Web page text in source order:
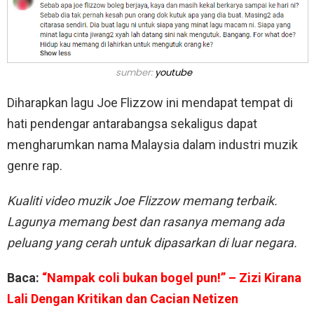
sumber: youtube
Diharapkan lagu Joe Flizzow ini mendapat tempat di
hati pendengar antarabangsa sekaligus dapat
mengharumkan nama Malaysia dalam industri muzik
genre rap.
Kualiti video muzik Joe Flizzow memang terbaik.
Lagunya memang best dan rasanya memang ada
peluang yang cerah untuk dipasarkan di luar negara.
Baca: “Nampak coli bukan bogel pun!” – Zizi Kirana
Lali Dengan Kritikan dan Cacian Netizen